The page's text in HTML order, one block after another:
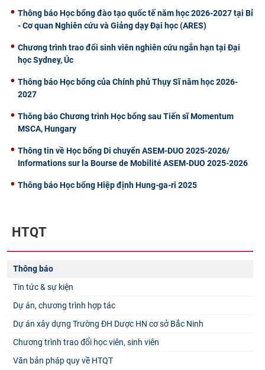
Thông báo Học bổng đào tạo quốc tế năm học 2026-2027 tại Bỉ
- Cơ quan Nghiên cứu và Giảng dạy Đại học (ARES)
Chương trình trao đổi sinh viên nghiên cứu ngắn hạn tại Đại
học Sydney, Úc
Thông báo Học bổng của Chính phủ Thụy Sĩ năm học 2026-
2027
Thông báo Chương trình Học bổng sau Tiến sĩ Momentum
MSCA, Hungary
Thông tin về Học bổng Di chuyển ASEM-DUO 2025-2026/
Informations sur la Bourse de Mobilité ASEM-DUO 2025-2026
Thông báo Học bổng Hiệp định Hung-ga-ri 2025
HTQT
Thông báo
Tin tức & sự kiện
Dự án, chương trình hợp tác
Dự án xây dựng Trường ĐH Dược HN cơ sở Bắc Ninh
Chương trình trao đổi học viên, sinh viên
Văn bản pháp quy về HTQT